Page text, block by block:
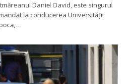
Daniel David, este singurul
la conducerea Universității